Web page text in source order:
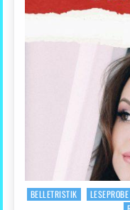
Posted
BELLETRISTIK LESEPROBE